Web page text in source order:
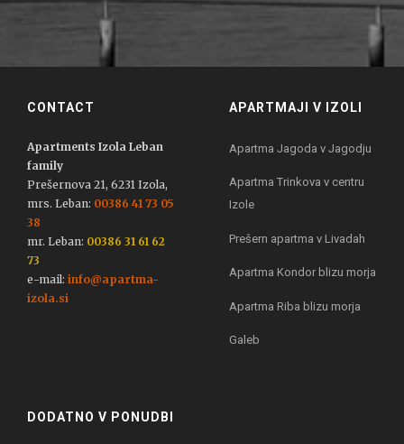
CONTACT
Apartments Izola Leban
family
Prešernova 21, 6231 Izola,
mrs. Leban: 00386 41 73 05
38
mr. Leban: 00386 31 61 62
73
e-mail: info@apartma-
izola.si
APARTMAJI V IZOLI
Apartma Jagoda v Jagodju
Apartma Trinkova v centru
Izole
Prešern apartma v Livadah
Apartma Kondor blizu morja
Apartma Riba blizu morja
Galeb
DODATNO V PONUDBI